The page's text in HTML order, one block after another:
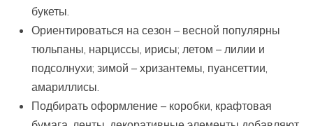
букеты.
Ориентироваться на сезон – весной популярны
тюльпаны, нарциссы, ирисы; летом – лилии и
подсолнухи; зимой – хризантемы, пуансеттии,
амариллисы.
Подбирать оформление – коробки, крафтовая